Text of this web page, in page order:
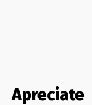
Apreciate